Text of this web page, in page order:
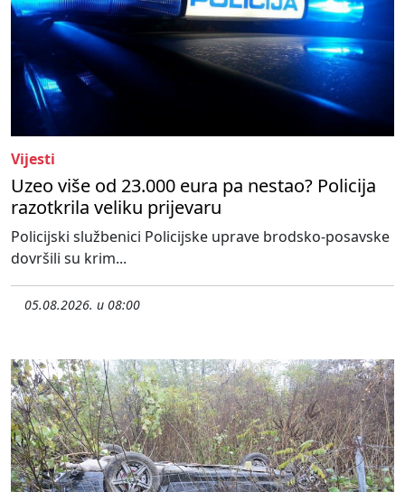
Vijesti
Uzeo više od 23.000 eura pa nestao? Policija
razotkrila veliku prijevaru
Policijski službenici Policijske uprave brodsko-posavske
dovršili su krim...
05.08.2026. u 08:00